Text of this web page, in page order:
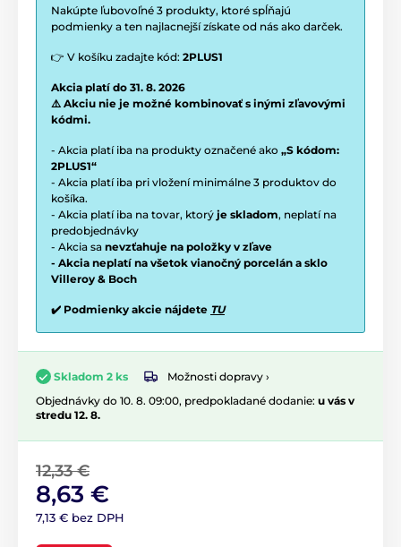
Nakúpte ľubovoľné 3 produkty, ktoré spĺňajú
podmienky a ten najlacnejší získate od nás ako darček.
👉 V košíku zadajte kód: 2PLUS1
Akcia platí do 31. 8. 2026
⚠️ Akciu nie je možné kombinovať s inými zľavovými
kódmi.
- Akcia platí iba na produkty označené ako „S kódom:
2PLUS1“
- Akcia platí iba pri vložení minimálne 3 produktov do
košíka.
- Akcia platí iba na tovar, ktorý je skladom, neplatí na
predobjednávky
- Akcia sa nevzťahuje na položky v zľave
- Akcia neplatí na všetok vianočný porcelán a sklo
Villeroy & Boch
✔️ Podmienky akcie nájdete TU
Skladom 2 ks
Možnosti dopravy ›
Objednávky do 10. 8. 09:00, predpokladané dodanie: u vás v
stredu 12. 8.
12,33 €
8,63 €
7,13 € bez DPH